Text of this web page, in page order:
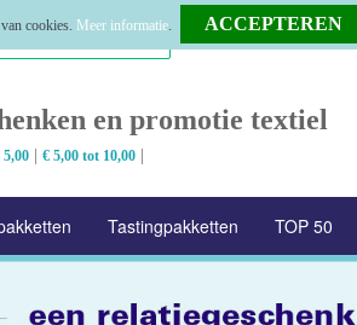
en promotie textiel
| € 5,00 tot 10,00|
Tastingpakketten TOP 50
cookies. Meer informatie.